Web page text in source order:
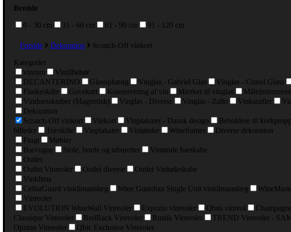
Bredde
0 - 30 cm 31 - 60 cm 61 - 90 cm 91 - 120 cm
Forside Dekoration Scratch-Off vinkort
Kategorier
vinrum
Vintilbehør
DECANTERINO
Glasophæng Vinglas - Gabriel Glas Vinglas - Grassl Glass
Flaskeskilte
Gavekort Konservering af vin Mærker til vinglas
Vinduesskraber (Magnetisk)
Vinglas - Diverse Vinglas - Zalto Vinkarafler
Dekoration
Scratch-Off vinkort
Vinkort Vinplakater - Dansk design Beholdere til
billeder
Træskilte Vinplakater Vintønder Wineframes
Diverse dekoration
Fragt
Møbler
Barvogne
Stole, borde og taburetter
Vintønde barskabe
Outlet
Outlet Vinreoler
Outlet diverse
Outlet Vinkøleskabe
Vinklima
CellarGuard vinklimaanlæg
Wine Guardian Single Unit vinklimaanlæg
Vinreoler
EVOLUTION WineWall Vinreoler
Expozio vinreoler Qbus vinreol
Classique Vinreoler
RedRack Vinreoler Rustik Vinreoler TREND Vinreoler -
Opzion Vinreoler
Qbic Exclusive Vinreoler